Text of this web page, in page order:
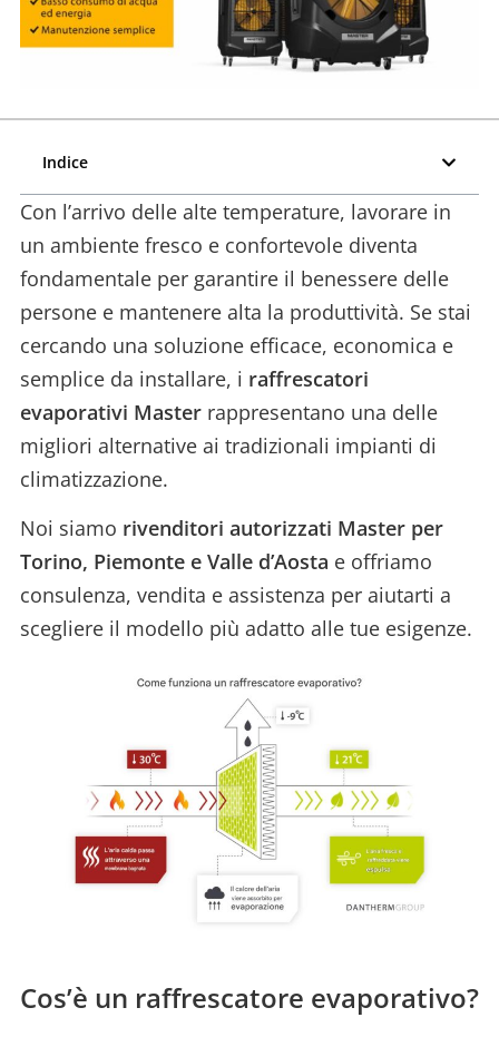
Indice
Con l’arrivo delle alte temperature, lavorare in
un ambiente fresco e confortevole diventa
fondamentale per garantire il benessere delle
persone e mantenere alta la produttività. Se stai
cercando una soluzione efficace, economica e
semplice da installare, i raffrescatori
evaporativi Master rappresentano una delle
migliori alternative ai tradizionali impianti di
climatizzazione.
Noi siamo rivenditori autorizzati Master per
Torino, Piemonte e Valle d’Aosta e offriamo
consulenza, vendita e assistenza per aiutarti a
scegliere il modello più adatto alle tue esigenze.
Cos’è un raffrescatore evaporativo?